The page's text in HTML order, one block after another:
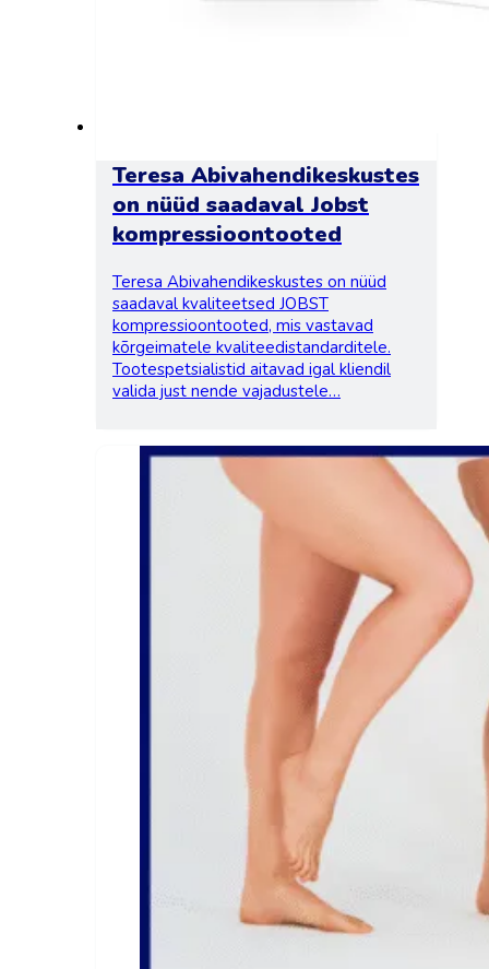
Teresa Abivahendikeskustes
on nüüd saadaval Jobst
kompressioontooted
Teresa Abivahendikeskustes on nüüd
saadaval kvaliteetsed JOBST
kompressioontooted, mis vastavad
kõrgeimatele kvaliteedistandarditele.
Tootespetsialistid aitavad igal kliendil
valida just nende vajadustele…